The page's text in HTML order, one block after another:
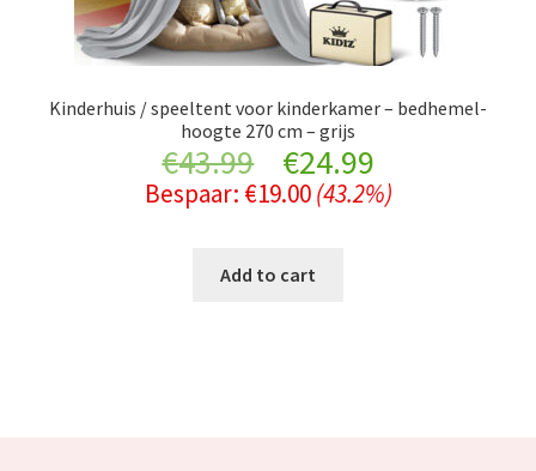
Kinderhuis / speeltent voor kinderkamer – bedhemel-
hoogte 270 cm – grijs
€43.99
Original
price
was:
€24.99Current
price
Bespaar: €19.00 (43.2%)
Add to cart